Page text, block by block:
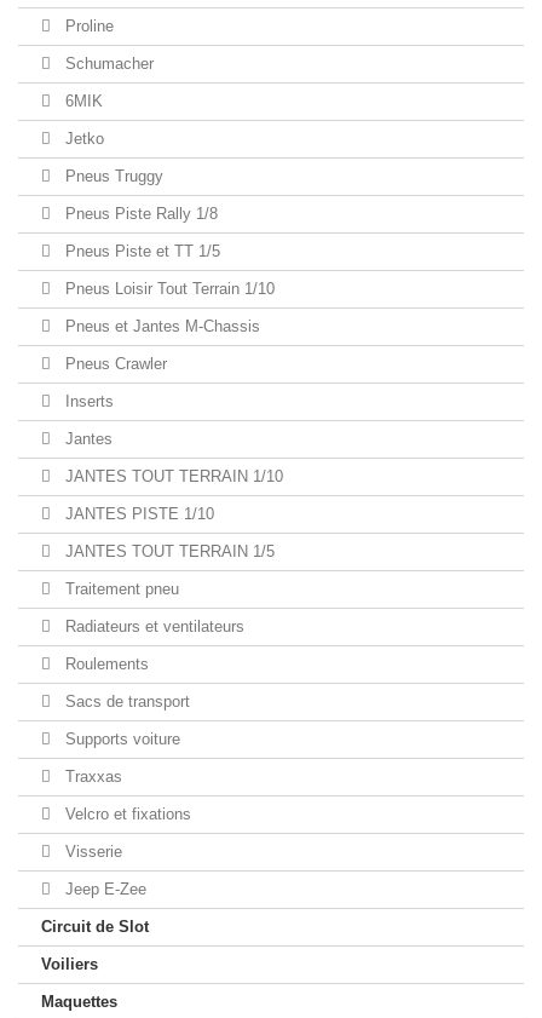
Proline
Schumacher
6MIK
Jetko
Pneus Truggy
Pneus Piste Rally 1/8
Pneus Piste et TT 1/5
Pneus Loisir Tout Terrain 1/10
Pneus et Jantes M-Chassis
Pneus Crawler
Inserts
Jantes
JANTES TOUT TERRAIN 1/10
JANTES PISTE 1/10
JANTES TOUT TERRAIN 1/5
Traitement pneu
Radiateurs et ventilateurs
Roulements
Sacs de transport
Supports voiture
Traxxas
Velcro et fixations
Visserie
Jeep E-Zee
Circuit de Slot
Voiliers
Maquettes